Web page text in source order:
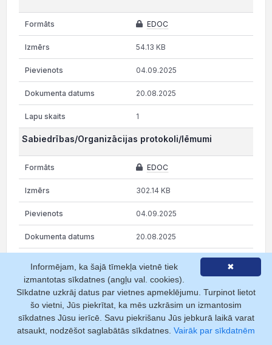
EDOC
54.13 KB
04.09.2025
20.08.2025
1
Sabiedrības/Organizācijas protokoli/lēmumi
EDOC
302.14 KB
04.09.2025
20.08.2025
Padomes locekļu piekrišana
EDOC
210.45 KB
✖
Informējam, ka šajā tīmekļa vietnē tiek
izmantotas sīkdatnes (angļu val. cookies).
Sīkdatne uzkrāj datus par vietnes apmeklējumu. Turpinot lietot
šo vietni, Jūs piekrītat, ka mēs uzkrāsim un izmantosim
sīkdatnes Jūsu ierīcē. Savu piekrišanu Jūs jebkurā laikā varat
atsaukt, nodzēšot saglabātās sīkdatnes. Vairāk par sīkdatnēm